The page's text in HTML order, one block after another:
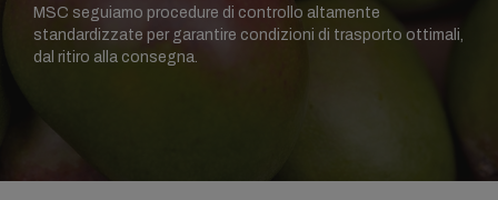
MSC seguiamo procedure di controllo altamente
standardizzate per garantire condizioni di trasporto ottimali,
dal ritiro alla consegna.